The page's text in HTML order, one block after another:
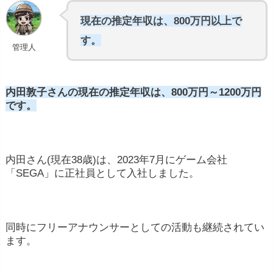
管理人
現在の推定年収は、800万円以上で
す。
内田敦子さんの現在の推定年収は、800万円～1200万円
です。
内田 さん(現在38歳)は、 2023年7月 にゲーム会社
「 SEGA」 に正社員 として 入社 しました。
同時にフリーアナウンサー としての活動 も継続さ れてい
ます。